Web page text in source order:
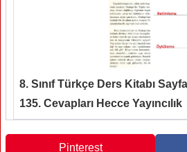
8. Sınıf Türkçe Ders Kitabı
135. Cevapları Hecce Yayıncılık
Pinterest